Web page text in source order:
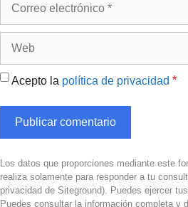
Acepto la política de privacidad *
Los datos que proporciones mediante este
realiza solamente para responder a tu
privacidad de Siteground). Puedes ejercer
Puedes consultar la información completa y